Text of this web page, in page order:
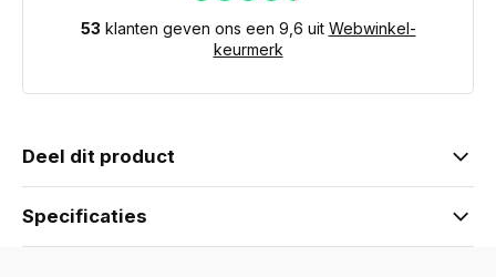
53 klanten geven ons een 9,6 uit Webwinkel-
keurmerk
Deel dit product
Specificaties